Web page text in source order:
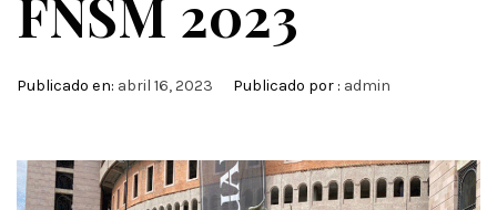
FNSM 2023
Publicado en: abril 16, 2023 Publicado por : admin